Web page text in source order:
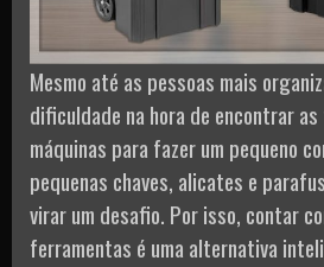
Mesmo até as pessoas mais
dificuldade na hora de encontrar
máquinas para fazer um pequeno
pequenas chaves, alicates e
virar um desafio. Por isso, contar
ferramentas é uma alternativa